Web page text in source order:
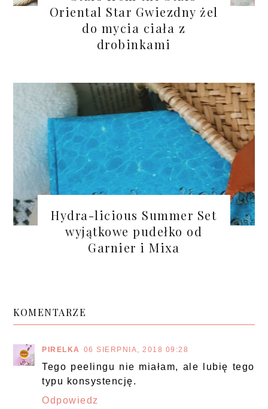
Oriental Star Gwiezdny żel
do mycia ciała z
drobinkami
Hydra-licious Summer Set
wyjątkowe pudełko od
Garnier i Mixa
KOMENTARZE
PIRELKA 06 SIERPNIA, 2018 09:28
Tego peelingu nie miałam, ale lubię tego
typu konsystencję.
Odpowiedz